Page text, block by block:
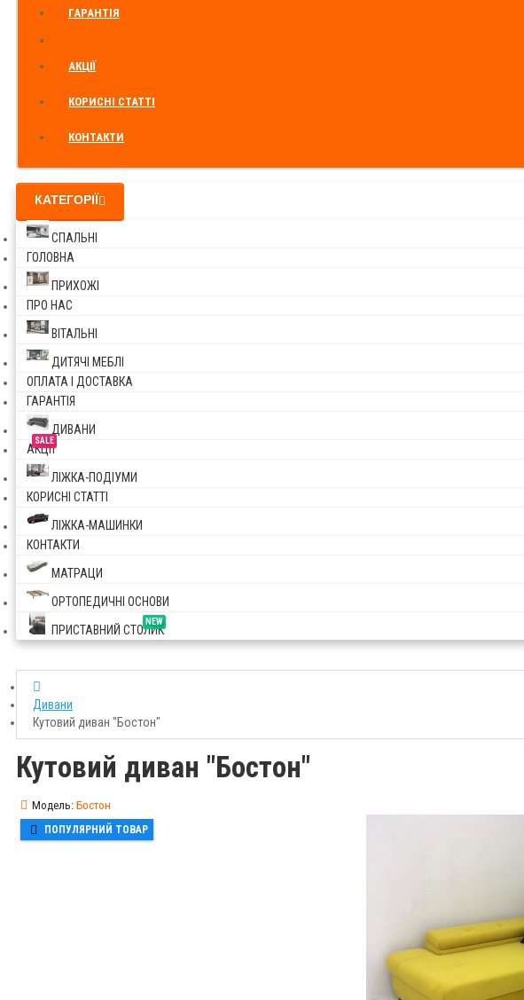
ГАРАНТІЯ
АКЦІЇ
КОРИСНІ СТАТТІ
КОНТАКТИ
КАТЕГОРІЇ
СПАЛЬНІ
ГОЛОВНА
ПРИХОЖІ
ПРО НАС
ВІТАЛЬНІ
ДИТЯЧІ МЕБЛІ
ОПЛАТА І ДОСТАВКА
ГАРАНТІЯ
ДИВАНИ
SALE
АКЦІЇ
ЛІЖКА-ПОДІУМИ
КОРИСНІ СТАТТІ
ЛІЖКА-МАШИНКИ
КОНТАКТИ
МАТРАЦИ
ОРТОПЕДИЧНІ ОСНОВИ
NEW
ПРИСТАВНИЙ СТОЛИК
Дивани
Кутовий диван "Бостон"
Кутовий диван "Бостон"
Модель: Бостон
ПОПУЛЯРНИЙ ТОВАР